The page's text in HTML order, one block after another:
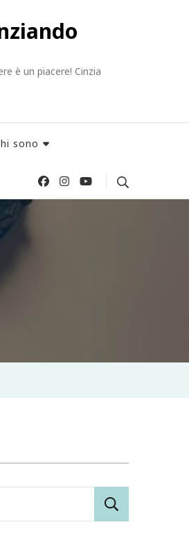
è un piacere! Cinzia
sono